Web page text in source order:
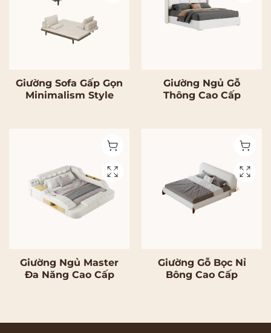
Giường Sofa Gấp Gọn
Minimalism Style
Giường Ngủ Gỗ
Thông Cao Cấp
Giường Ngủ Master
Đa Năng Cao Cấp
Giường Gỗ Bọc Nỉ
Bông Cao Cấp